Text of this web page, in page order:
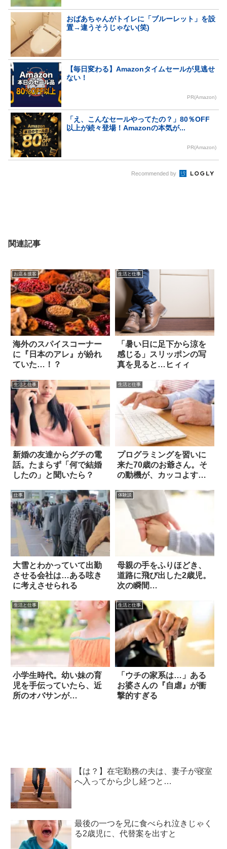
おばあちゃんがトイレに「ブルーレット」を設
置→違うそうじゃない(笑)
【毎日変わる】Amazonタイムセールが見逃せ
ない！
PR(Amazon)
「え、こんなセールやってたの？」80％OFF
以上が続々登場！Amazonの本気が...
PR(Amazon)
Recommended by
関連記事
お店＆接客
海外のスパイスコーナー
に『日本のアレ』が紛れ
ていた…！？
生活と仕事
「暑い日に足下から涼を
感じる」スリッポンの写
真を見ると…ヒィィ
生活と仕事
新婚の友達からグチの電
話。たまらず「何で結婚
したの」と聞いたら？
生活と仕事
プログラミングを習いに
来た70歳のお爺さん。そ
の動機が、カッコよすぎ
仕事
大雪とわかっていて出勤
させる会社は…ある呟き
に考えさせられる
体験談
母親の手をふりほどき、
道路に飛び出した2歳児。
次の瞬間…
生活と仕事
小学生時代。幼い妹の育
児を手伝っていたら、近
所のオバサンが…
生活と仕事
「ウチの家系は…」ある
お婆さんの『自虐』が衝
撃的すぎる
【は？】在宅勤務の夫は、妻子が寝室
へ入ってから少し経つと…
最後の一つを兄に食べられ泣きじゃく
る2歳児に、代替案を出すと